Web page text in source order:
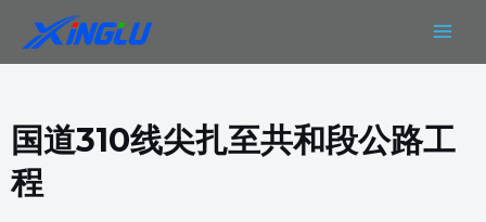
内
国道310线尖扎至共和段公路工
程